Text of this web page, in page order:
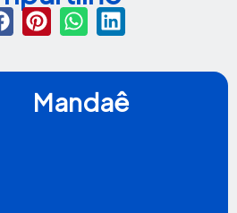
Mandaê